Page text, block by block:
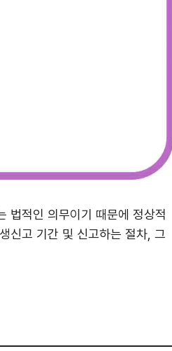
법적인 의무이기 때문에 정상적
신고 기간 및 신고하는 절차, 그